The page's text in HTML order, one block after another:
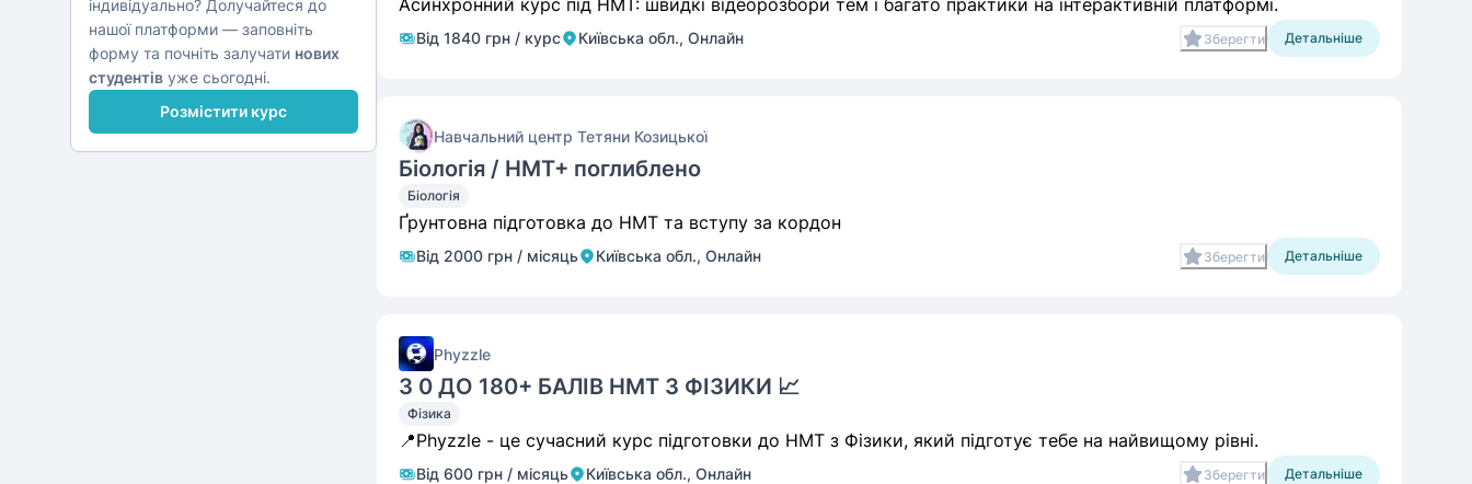
індивідуально? Долучайтеся до
нашої платформи — заповніть
форму та почніть залучати нових
студентів уже сьогодні.
Розмістити курс
Асинхронний курс під НМТ: швидкі відеорозбори тем і багато практики на інтерактивній платформі.
Від 1840 грн / курс Київська обл., Онлайн Зберегти Детальніше
Навчальний центр Тетяни Козицької
Біологія / НМТ+ поглиблено
Біологія
Ґрунтовна підготовка до НМТ та вступу за кордон
Від 2000 грн / місяць Київська обл., Онлайн Зберегти Детальніше
Phyzzle
З 0 ДО 180+ БАЛІВ НМТ З ФІЗИКИ 📈
Фізика
📍Phyzzle - це сучасний курс підготовки до НМТ з Фізики, який підготує тебе на найвищому рівні.
Від 600 грн / місяць Київська обл., Онлайн Зберегти Детальніше